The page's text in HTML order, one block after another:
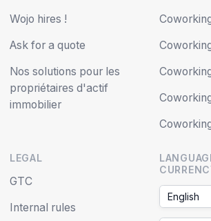
Wojo hires !
Ask for a quote
Nos solutions pour les
propriétaires d'actif
immobilier
LEGAL
GTC
Internal rules
English